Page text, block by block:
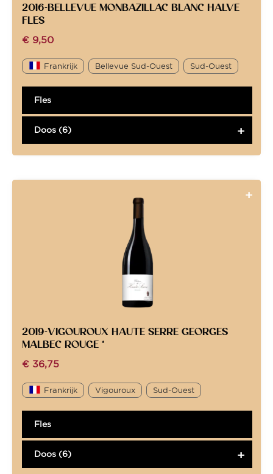
2016-BELLEVUE MONBAZILLAC BLANC HALVE
FLES
€ 9,50
Frankrijk Bellevue Sud-Ouest Sud-Ouest
Fles
Doos (6)
2019-VIGOUROUX HAUTE SERRE GEORGES
MALBEC ROUGE *
€ 36,75
Frankrijk Vigouroux Sud-Ouest
Fles
Doos (6)